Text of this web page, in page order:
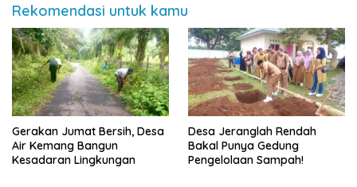
Rekomendasi untuk kamu
Gerakan Jumat Bersih, Desa
Air Kemang Bangun
Kesadaran Lingkungan
Desa Jeranglah Rendah
Bakal Punya Gedung
Pengelolaan Sampah!